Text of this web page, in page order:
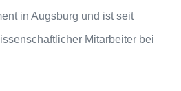
in Augsburg und ist seit
Mitarbeiter bei